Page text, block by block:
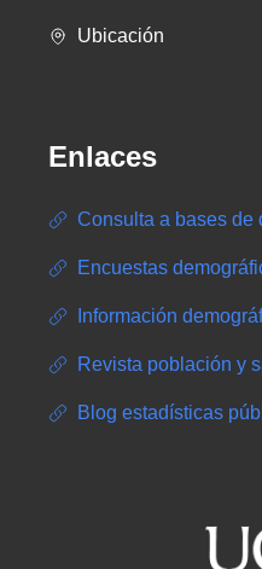
Ubicación
Enlaces
Consulta a bases de
Encuestas
Información
Revista población y
Blog estadísticas